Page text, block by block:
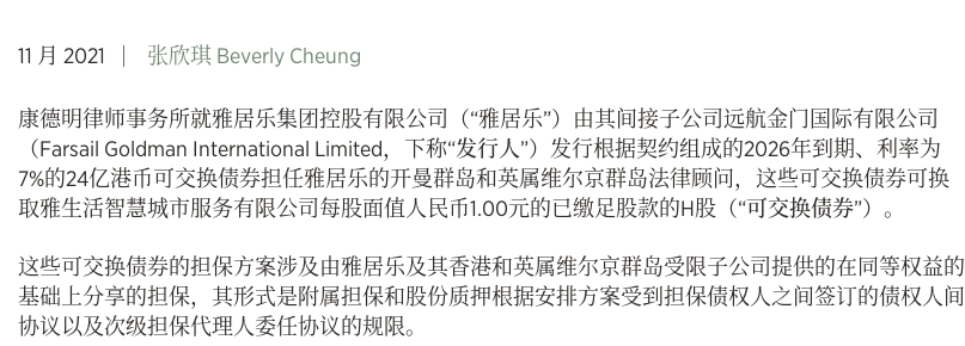
11 月 2021 张欣琪 Beverly Cheung
康德明律师事务所就雅居乐集团控股有限公司（“雅居乐”）由其间接子公司远航金门国际有限公司
（Farsail Goldman International Limited，下称“发行人”）发行根据契约组成的2026年到期、利率为
7%的24亿港币可交换债券担任雅居乐的开曼群岛和英属维尔京群岛法律顾问，这些可交换债券可换
取雅生活智慧城市服务有限公司每股面值人民币1.00元的已缴足股款的H股（“可交换债券”）。
这些可交换债券的担保方案涉及由雅居乐及其香港和英属维尔京群岛受限子公司提供的在同等权益的
基础上分享的担保，其形式是附属担保和股份质押根据安排方案受到担保债权人之间签订的债权人间
协议以及次级担保代理人委任协议的规限。